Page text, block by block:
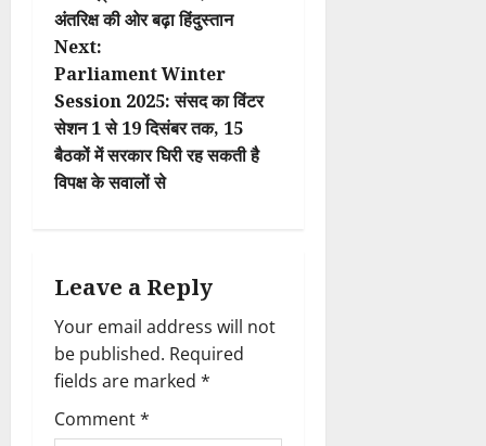
s
t
n
a
v
g
a
t
i
अंतरिक्ष की ओर बढ़ा हिंदुस्तान
Next:
Parliament Winter
Session 2025: संसद का विंटर
सेशन 1 से 19 दिसंबर तक, 15
बैठकों में सरकार घिरी रह सकती है
विपक्ष के सवालों से
Leave a Reply
Your email address will not
be published. Required
fields are marked *
Comment*